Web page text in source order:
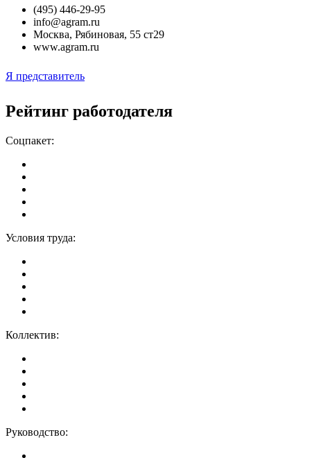
(495) 446-29-95
info@agram.ru
Москва, Рябиновая, 55 ст29
www.agram.ru
Я представитель
Рейтинг работодателя
Соцпакет:
Условия труда:
Коллектив:
Руководство: